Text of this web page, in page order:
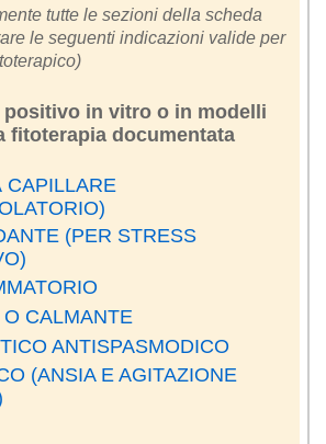
tutte le sezioni della scheda
le seguenti indicazioni valide per
in vitro o in modelli
fitoterapia documentata
CAPILLARE
(PER STRESS
CALMANTE
ANTISPASMODICO
(ANSIA E AGITAZIONE